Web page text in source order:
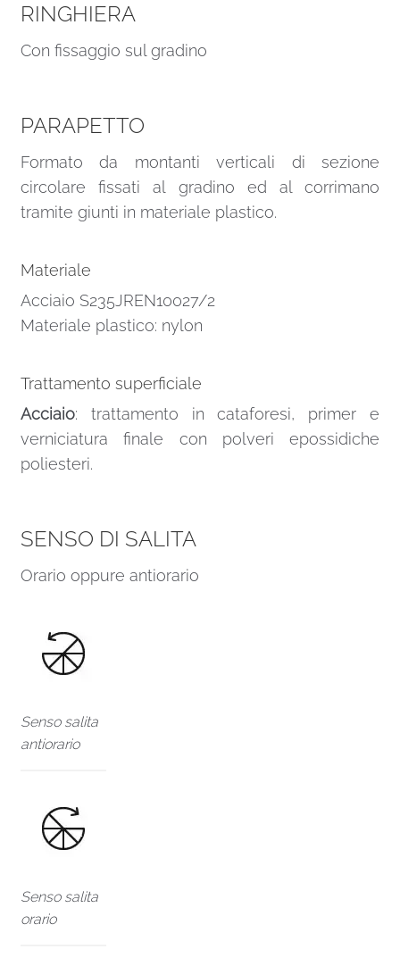
RINGHIERA
Con fissaggio sul gradino
PARAPETTO
Formato da montanti verticali di sezione
circolare fissati al gradino ed al corrimano
tramite giunti in materiale plastico.
Materiale
Acciaio S235JREN10027/2
Materiale plastico: nylon
Trattamento superficiale
Acciaio: trattamento in cataforesi, primer e
verniciatura finale con polveri epossidiche
poliesteri.
SENSO DI SALITA
Orario oppure antiorario
Senso salita
antiorario
Senso salita
orario